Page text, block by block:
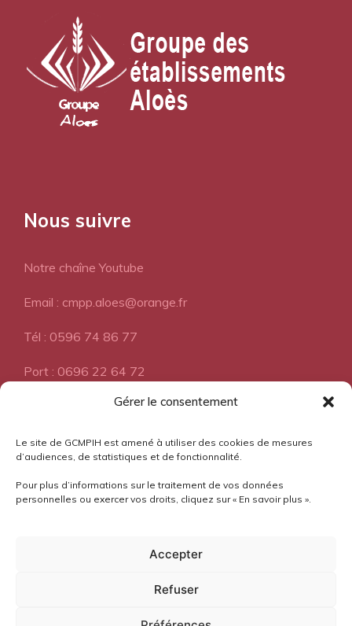
Gérer le consentement
Le site de GCMPIH est amené à utiliser des cookies de mesures
d’audiences, de statistiques et de fonctionnalité.
Pour plus d’informations sur le traitement de vos données
personnelles ou exercer vos droits, cliquez sur « En savoir plus ».
Accepter
Refuser
Nous suivre
Notre chaîne Youtube
Email : cmpp.aloes@orange.fr
Tél : 0596 74 86 77
Port : 0696 22 64 72
A propos
Pourquoi l'Aloès?